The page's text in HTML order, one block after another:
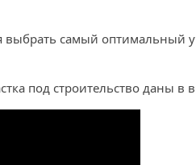
выбрать самый оптимальный
под строительство даны в